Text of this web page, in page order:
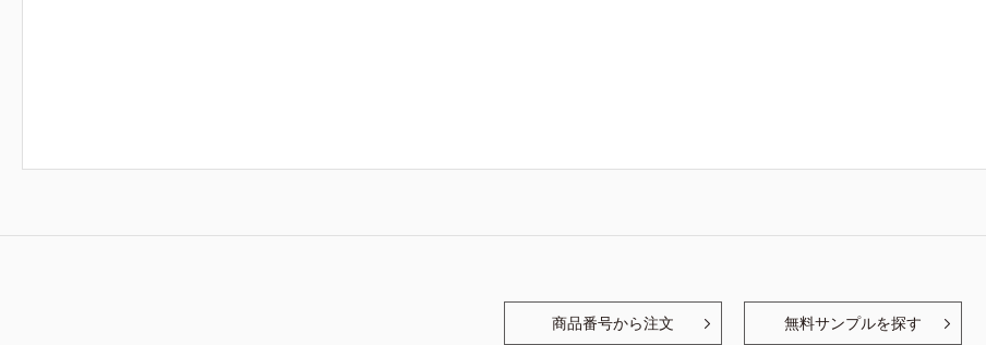
商品番号から注文 無料サンプルを探す